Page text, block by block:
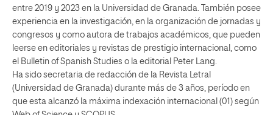
entre 2019 y 2023 en la Universidad de Granada. También posee
experiencia en la investigación, en la organización de jornadas y
congresos y como autora de trabajos académicos, que pueden
leerse en editoriales y revistas de prestigio internacional, como
el Bulletin of Spanish Studies o la editorial Peter Lang.
Ha sido secretaria de redacción de la Revista Letral
(Universidad de Granada) durante más de 3 años, período en
que esta alcanzó la máxima indexación internacional (01) según